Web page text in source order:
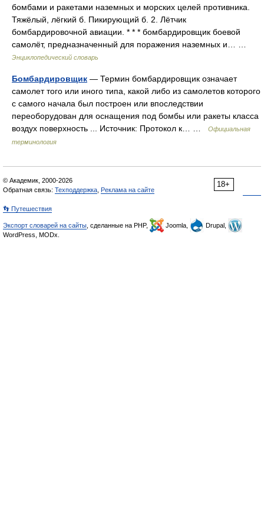
бомбами и ракетами наземных и морских целей противника.
Тяжёлый, лёгкий б. Пикирующий б. 2. Лётчик
бомбардировочной авиации. * * * бомбардировщик боевой
самолёт, предназначенный для поражения наземных и… …
Энциклопедический словарь
Бомбардировщик — Термин бомбардировщик означает
самолет того или иного типа, какой либо из самолетов которого
с самого начала был построен или впоследствии
переоборудован для оснащения под бомбы или ракеты класса
воздух поверхность ... Источник: Протокол к… …
Официальная
терминология
18+
© Академик, 2000-2026
Обратная связь: Техподдержка Реклама на сайте
👣 Путешествия
Экспорт словарей на сайты , сделанные на PHP, Joomla,
Drupal,
WordPress, MODx.